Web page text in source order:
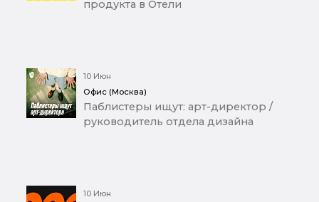
продукта в Отели
10 Июн
Офис (Москва)
Паблистеры ищут: арт-директор /
руководитель отдела дизайна
10 Июн